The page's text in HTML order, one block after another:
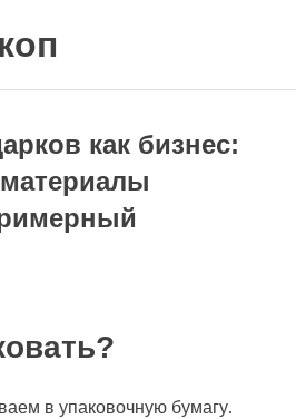
как бизнес:
в упаковочную бумагу.